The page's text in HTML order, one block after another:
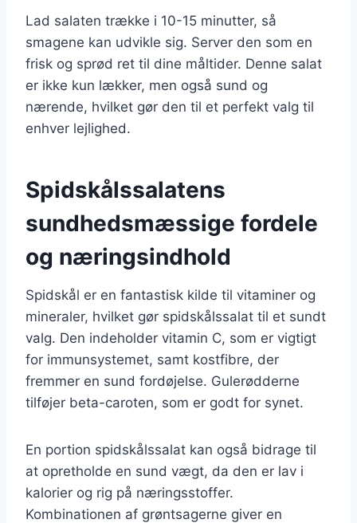
Lad salaten trække i 10-15 minutter, så
smagene kan udvikle sig. Server den som en
frisk og sprød ret til dine måltider. Denne salat
er ikke kun lækker, men også sund og
nærende, hvilket gør den til et perfekt valg til
enhver lejlighed.
Spidskålssalatens
sundhedsmæssige fordele
og næringsindhold
Spidskål er en fantastisk kilde til vitaminer og
mineraler, hvilket gør spidskålssalat til et sundt
valg. Den indeholder vitamin C, som er vigtigt
for immunsystemet, samt kostfibre, der
fremmer en sund fordøjelse. Gulerødderne
tilføjer beta-caroten, som er godt for synet.
En portion spidskålssalat kan også bidrage til
at opretholde en sund vægt, da den er lav i
kalorier og rig på næringsstoffer.
Kombinationen af grøntsagerne giver en